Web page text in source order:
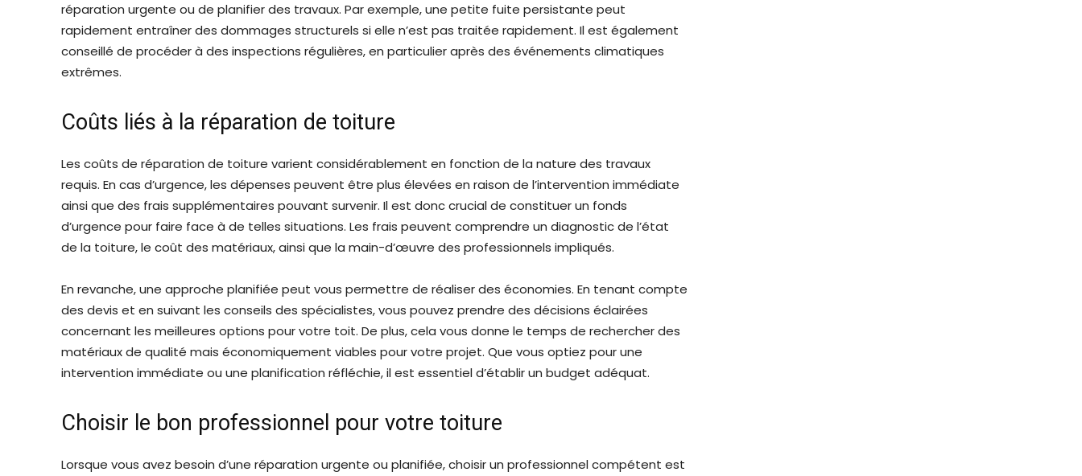
réparation urgente ou de planifier des travaux. Par exemple, une petite fuite persistante peut
rapidement entraîner des dommages structurels si elle n’est pas traitée rapidement. Il est également
conseillé de procéder à des inspections régulières, en particulier après des événements climatiques
extrêmes.
Coûts liés à la réparation de toiture
Les coûts de réparation de toiture varient considérablement en fonction de la nature des travaux
requis. En cas d’urgence, les dépenses peuvent être plus élevées en raison de l’intervention immédiate
ainsi que des frais supplémentaires pouvant survenir. Il est donc crucial de constituer un fonds
d’urgence pour faire face à de telles situations. Les frais peuvent comprendre un diagnostic de l’état
de la toiture, le coût des matériaux, ainsi que la main-d’œuvre des professionnels impliqués.
En revanche, une approche planifiée peut vous permettre de réaliser des économies. En tenant compte
des devis et en suivant les conseils des spécialistes, vous pouvez prendre des décisions éclairées
concernant les meilleures options pour votre toit. De plus, cela vous donne le temps de rechercher des
matériaux de qualité mais économiquement viables pour votre projet. Que vous optiez pour une
intervention immédiate ou une planification réfléchie, il est essentiel d’établir un budget adéquat.
Choisir le bon professionnel pour votre toiture
Lorsque vous avez besoin d’une réparation urgente ou planifiée, choisir un professionnel compétent est